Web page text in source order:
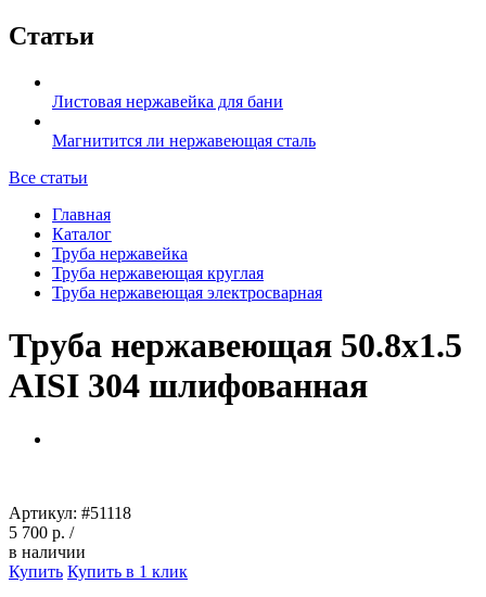
Статьи
Листовая нержавейка для бани
Магнитится ли нержавеющая сталь
Все статьи
Главная
Каталог
Труба нержавейка
Труба нержавеющая круглая
Труба нержавеющая электросварная
Труба нержавеющая 50.8х1.5
AISI 304 шлифованная
Артикул: #51118
5 700 р. /
в наличии
Купить Купить в 1 клик